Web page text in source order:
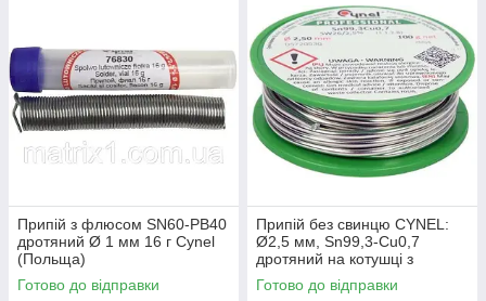
Припій з флюсом SN60-PB40
дротяний Ø 1 мм 16 г Cynel
(Польща)
Готово до відправки
Припій без свинцю CYNEL:
Ø2,5 мм, Sn99,3-Cu0,7
дротяний на котушці з
флюсом m=100 г (Польща)
Готово до відправки